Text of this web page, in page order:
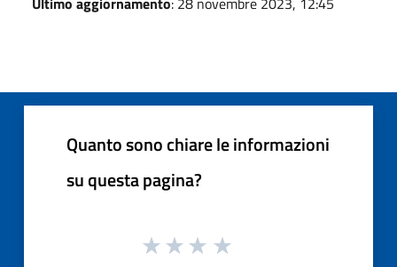
Quanto sono chiare le informazioni
su questa pagina?